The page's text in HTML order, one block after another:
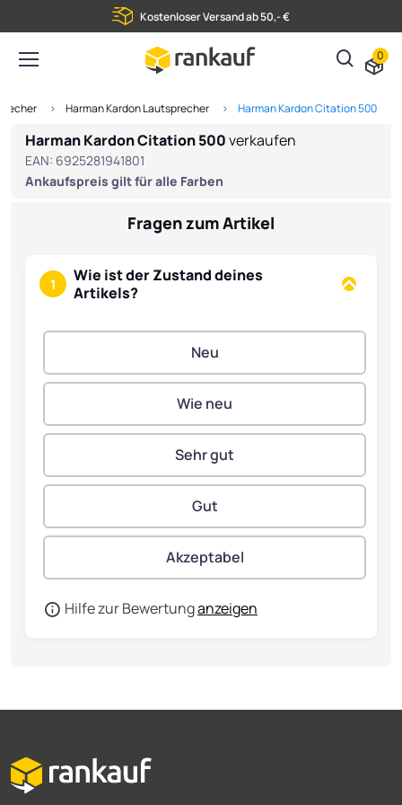
Kostenloser Versand ab 50,- €
0
Harman Kardon Lautsprecher Harman Kardon Citation 500
Harman Kardon Citation 500verkaufen
EAN: 6925281941801
Ankaufspreis gilt für alle Farben
Fragen zum Artikel
1
Wie ist der Zustand deines
Artikels?
Hilfe zur Bewertunganzeigen